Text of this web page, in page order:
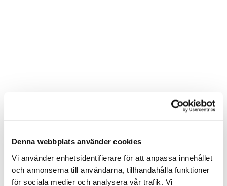
Denna webbplats använder cookies
Vi använder enhetsidentifierare för att anpassa innehållet
och annonserna till användarna, tillhandahålla funktioner
för sociala medier och analysera vår trafik. Vi
Inom &
utomhusbelysning